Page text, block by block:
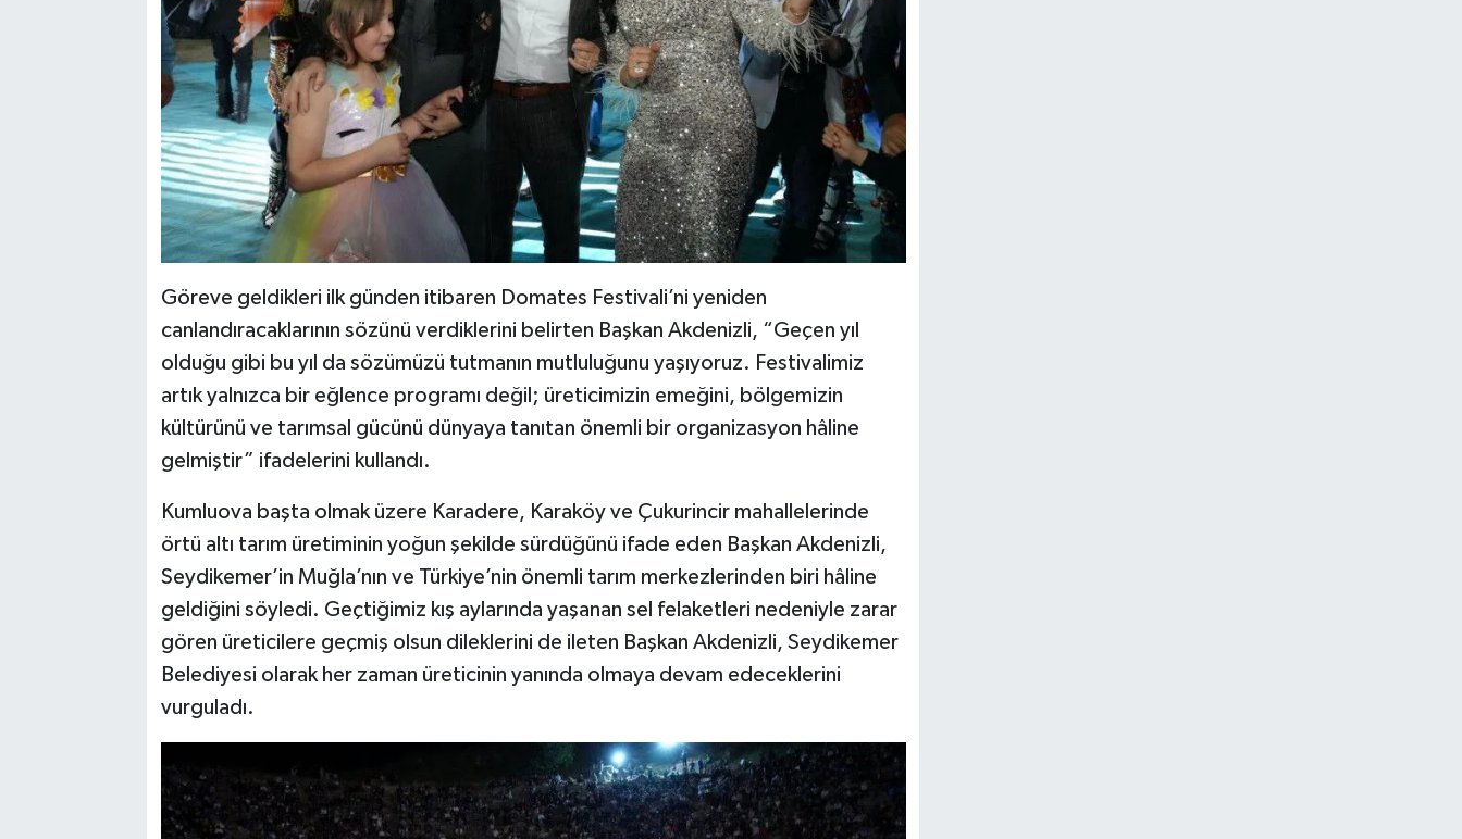
Göreve geldikleri ilk günden itibaren Domates Festivali’ni yeniden
canlandıracaklarının sözünü verdiklerini belirten Başkan Akdenizli, “Geçen yıl
olduğu gibi bu yıl da sözümüzü tutmanın mutluluğunu yaşıyoruz. Festivalimiz
artık yalnızca bir eğlence programı değil; üreticimizin emeğini, bölgemizin
kültürünü ve tarımsal gücünü dünyaya tanıtan önemli bir organizasyon hâline
gelmiştir” ifadelerini kullandı.
Kumluova başta olmak üzere Karadere, Karaköy ve Çukurincir mahallelerinde
örtü altı tarım üretiminin yoğun şekilde sürdüğünü ifade eden Başkan Akdenizli,
Seydikemer’in Muğla’nın ve Türkiye’nin önemli tarım merkezlerinden biri hâline
geldiğini söyledi. Geçtiğimiz kış aylarında yaşanan sel felaketleri nedeniyle zarar
gören üreticilere geçmiş olsun dileklerini de ileten Başkan Akdenizli, Seydikemer
Belediyesi olarak her zaman üreticinin yanında olmaya devam edeceklerini
vurguladı.